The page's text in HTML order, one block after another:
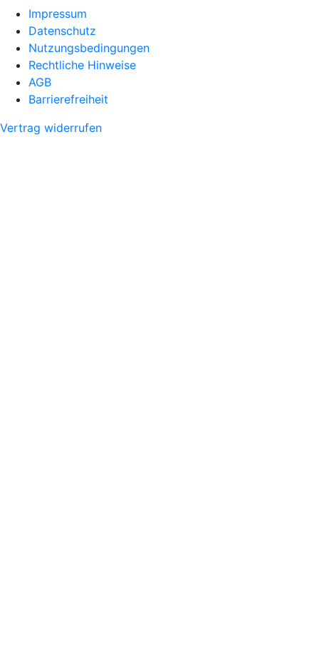
Impressum
Datenschutz
Nutzungsbedingungen
Rechtliche Hinweise
AGB
Barrierefreiheit
Vertrag widerrufen